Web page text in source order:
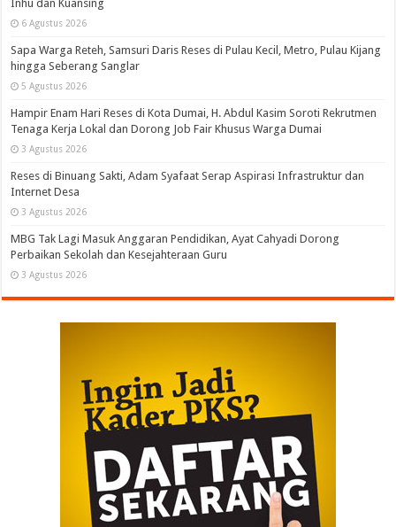
Inhu dan Kuansing
6 Agustus 2026
Sapa Warga Reteh, Samsuri Daris Reses di Pulau Kecil, Metro, Pulau Kijang
hingga Seberang Sanglar
5 Agustus 2026
Hampir Enam Hari Reses di Kota Dumai, H. Abdul Kasim Soroti Rekrutmen
Tenaga Kerja Lokal dan Dorong Job Fair Khusus Warga Dumai
3 Agustus 2026
Reses di Binuang Sakti, Adam Syafaat Serap Aspirasi Infrastruktur dan
Internet Desa
3 Agustus 2026
MBG Tak Lagi Masuk Anggaran Pendidikan, Ayat Cahyadi Dorong
Perbaikan Sekolah dan Kesejahteraan Guru
3 Agustus 2026